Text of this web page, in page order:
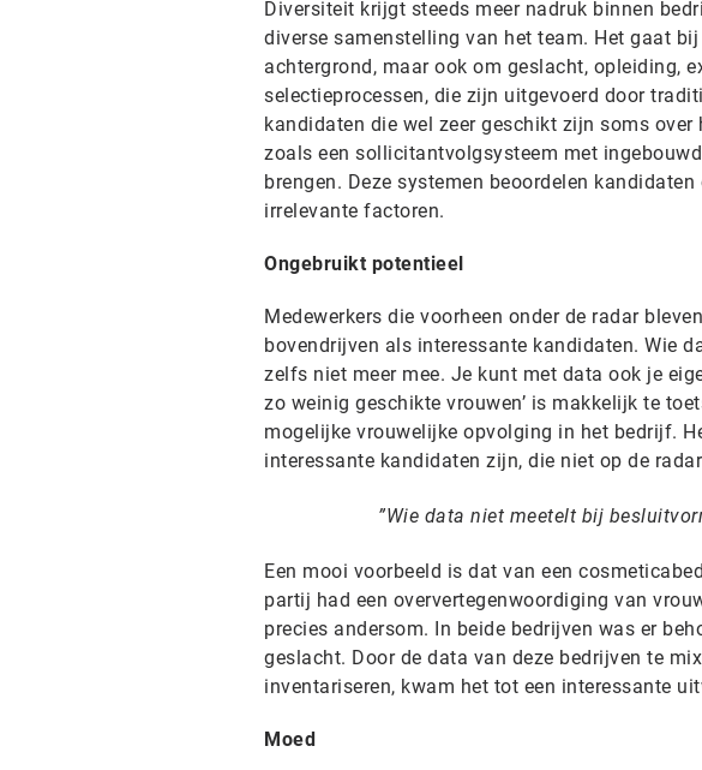
Diversiteit krijgt steeds meer nadruk binnen
diverse samenstelling van het team. Het gaat
achtergrond, maar ook om geslacht, opleiding,
selectieprocessen, die zijn uitgevoerd door
kandidaten die wel zeer geschikt zijn soms
zoals een sollicitantvolgsysteem met
brengen. Deze systemen beoordelen
irrelevante factoren.
Ongebruikt potentieel
Medewerkers die voorheen onder de radar
bovendrijven als interessante kandidaten. Wie
zelfs niet meer mee. Je kunt met data ook je
zo weinig geschikte vrouwen’ is makkelijk te
mogelijke vrouwelijke opvolging in het bedrijf.
interessante kandidaten zijn, die niet op de
Wie data niet meetelt bij
Een mooi voorbeeld is dat van een
partij had een oververtegenwoordiging van
precies andersom. In beide bedrijven was er
geslacht. Door de data van deze bedrijven te
inventariseren, kwam het tot een interessante
Moed